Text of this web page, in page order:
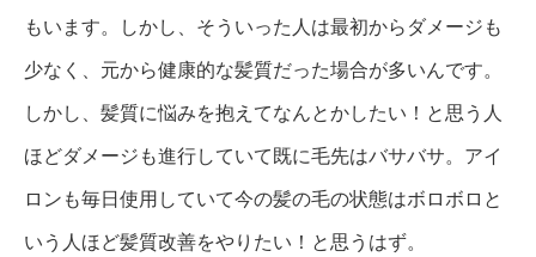
もいます。しかし、そういった人は最初からダメージも
少なく、元から健康的な髪質だった場合が多いんです。
しかし、髪質に悩みを抱えてなんとかしたい！と思う人
ほどダメージも進行していて既に毛先はバサバサ。アイ
ロンも毎日使用していて今の髪の毛の状態はボロボロと
いう人ほど髪質改善をやりたい！と思うはず。